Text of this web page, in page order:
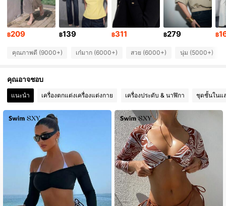
4.82 213K ผู้ติดตาม
213K ผู้ติดตาม
4.82
4.82 213K ผู้ติดตาม
213K ผู้ติดตาม
฿209 ฿139 ฿311 ฿279 ฿
คุณภาพดี (9000+) เก๋มาก (6000+) สวย (6000+) นุ่ม (5000+)
คุณอาจชอบ
แนะนำ เครื่องตกแต่งเครื่องแต่งกาย เครื่องประดับ & นาฬิกา ชุดชั้นในแ